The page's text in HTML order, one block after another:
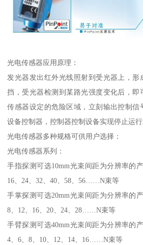
光电传感器应用原理：
发光器发出红外光线照射到受光器上，形
挡，受光器检测到某路光强度变化后，即
传感器设定的危险区域，立刻输出控制信
设备控制器，控制器控制设备实现停止运行
光电传感器多种规格可供用户选择：
光电传感器系列：
手指探测可选10mm光束间距为分辨率的
16、24、32、40、58、56……N束等
手掌探测可选20mm光束间距为分辨率的
8、12、16、20、24、28……N束等
手臂探测可选40mm光束间距为分辨率的
4、6、8、10、12、14、16……N束等